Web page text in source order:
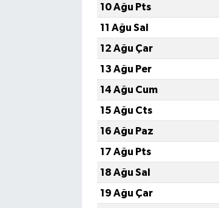
10 Ağu Pts
11 Ağu Sal
12 Ağu Çar
13 Ağu Per
14 Ağu Cum
15 Ağu Cts
16 Ağu Paz
17 Ağu Pts
18 Ağu Sal
19 Ağu Çar